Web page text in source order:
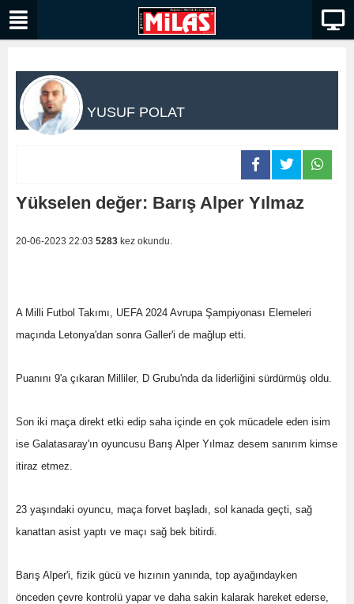
YUSUF POLAT
Yükselen değer: Barış Alper Yılmaz
20-06-2023 22:03 5283 kez okundu.
A Milli Futbol Takımı, UEFA 2024 Avrupa Şampiyonası Elemeleri
maçında Letonya'dan sonra Galler'i de mağlup etti.
Puanını 9'a çıkaran Milliler, D Grubu'nda da liderliğini sürdürmüş oldu.
Son iki maça direkt etki edip saha içinde en çok mücadele eden isim
ise Galatasaray'ın oyuncusu Barış Alper Yılmaz desem sanırım kimse
itiraz etmez.
23 yaşındaki oyuncu, maça forvet başladı, sol kanada geçti, sağ
kanattan asist yaptı ve maçı sağ bek bitirdi.
Barış Alper'i, fizik gücü ve hızının yanında, top ayağındayken
önceden çevre kontrolü yapar ve daha sakin kalarak hareket ederse,